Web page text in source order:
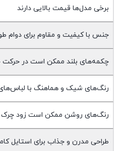
برخی مدل‌ها قیمت بالایی دارند
جنس با کیفیت و مقاوم برای دوام
چکمه‌های بلند ممکن است در حرکت
رنگ‌های شیک و هماهنگ با
رنگ‌های روشن ممکن است زود
طراحی مدرن و جذاب برای استایل